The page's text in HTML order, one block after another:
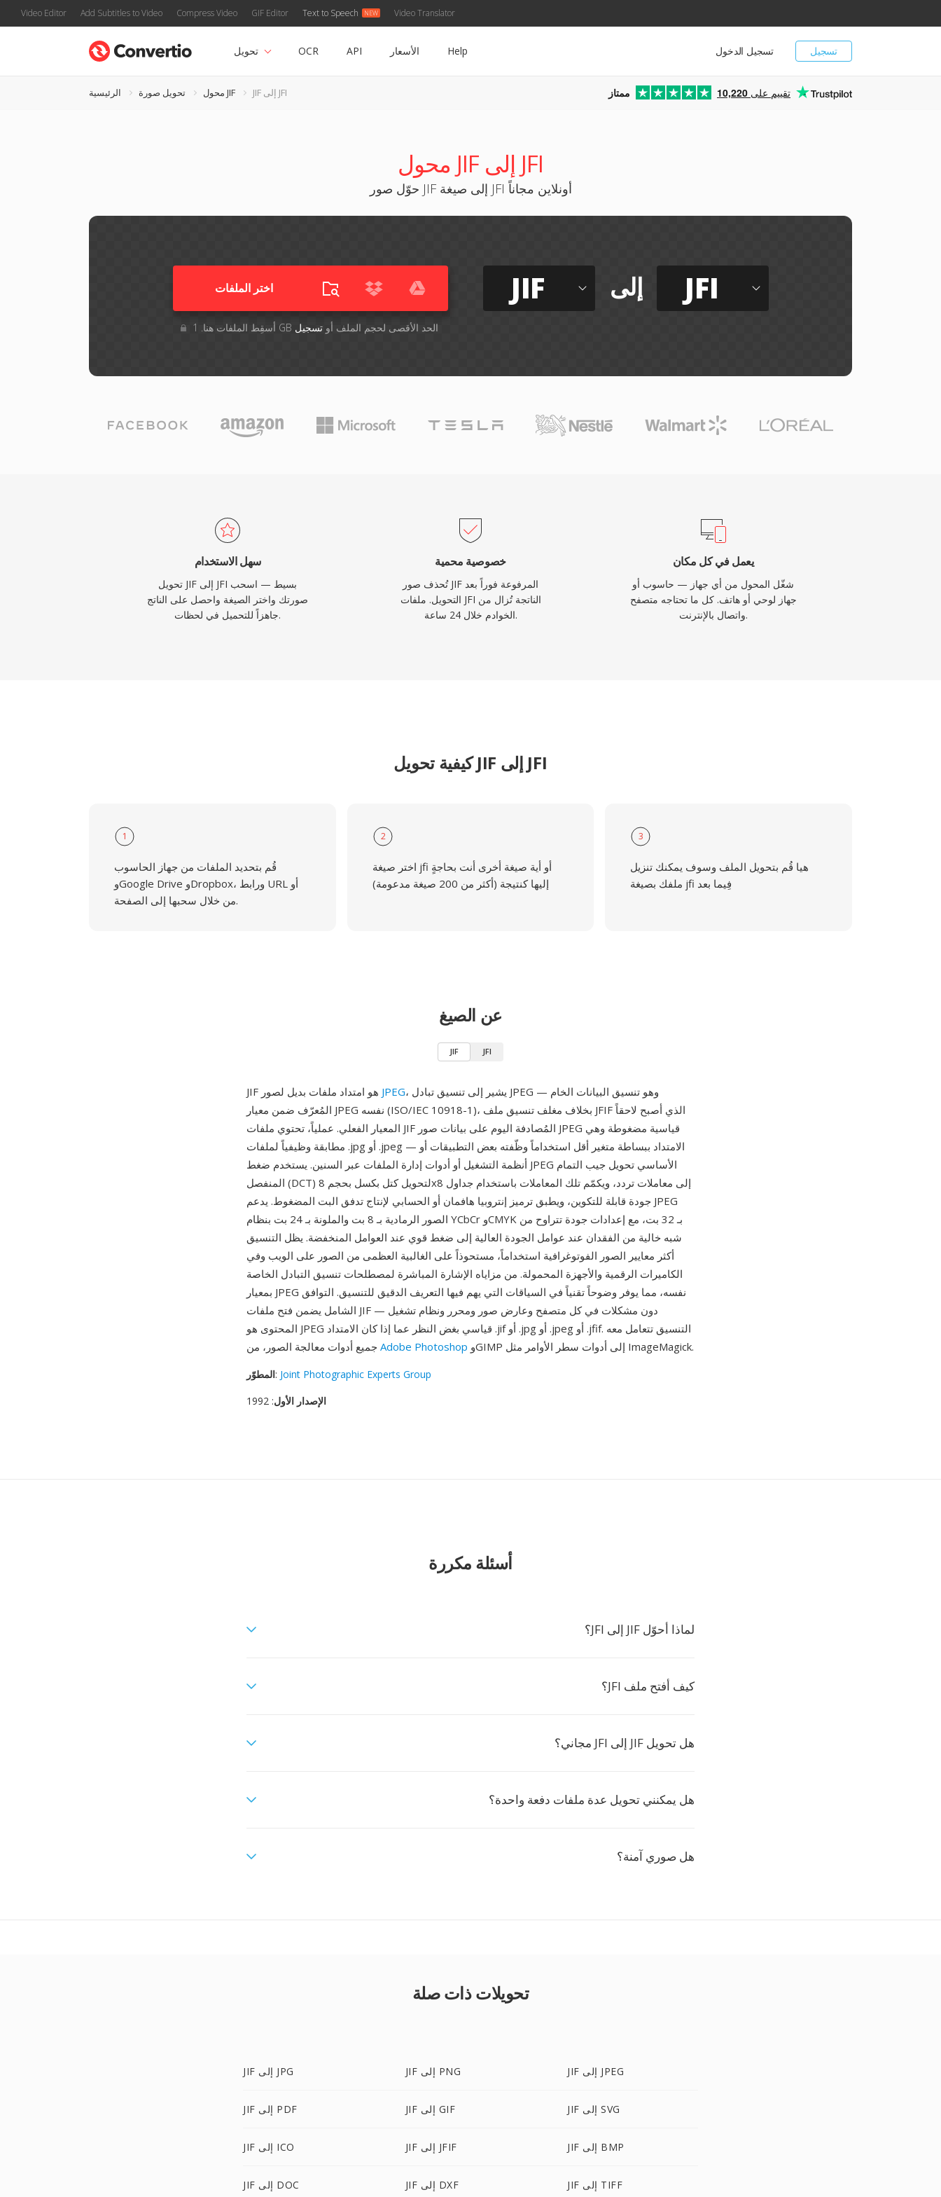
Video Editor Add Subtitles to Video Compress Video GIF Editor Text to Speech Video Translator
تسجيل تسجيل الدخول تحويل OCR API الأسعار Help
الرئيسية تحويل صورة محول JIF JIF إلى JFI ممتاز 10,220 تقييم على
محول JIF إلى JFI
حوّل صور JIF إلى صيغة JFI أونلاين مجاناً
اختر الملفات
أسقِط الملفات هنا. 1 GB الحد الأقصى لحجم الملف أوتسجيل
JIF إلى JFI
سهل الاستخدام
تحويل JIF إلى JFI بسيط — اسحب
صورتك واختر الصيغة واحصل على الناتج
جاهزاً للتحميل في لحظات.
خصوصية محمية
تُحذف صور JIF المرفوعة فوراً بعد
التحويل. ملفات JFI الناتجة تُزال من
الخوادم خلال 24 ساعة.
يعمل في كل مكان
شغّل المحول من أي جهاز — حاسوب أو
جهاز لوحي أو هاتف. كل ما تحتاجه متصفح
واتصال بالإنترنت.
كيفية تحويل JIF إلى JFI
1
قُم بتحديد الملفات من جهاز الحاسوب
وGoogle Drive وDropbox، ورابط URL أو
من خلال سحبها إلى الصفحة.
2
اختر صيغة jfi أو أية صيغة أخرى أنت بحاجةٍ
إليها كنتيجة (أكثر من 200 صيغة مدعومة)
3
هيا قُم بتحويل الملف وسوف يمكنك تنزيل
ملفك بصيغة jfi فِيما بعد
عن الصيغ
JIF JFI
JPEG، يشير إلى تنسيق تبادل JPEG — وهو تنسيق البيانات الخام
المُعرّف ضمن معيار JPEG نفسه (ISO/IEC 10918-1)، بخلاف مغلف تنسيق ملف JFIF الذي أصبح لاحقاً
المعيار الفعلي. عملياً، تحتوي ملفات JIF المُصادفة اليوم على بيانات صور JPEG قياسية مضغوطة وهي
مطابقة وظيفياً لملفات .jpg أو .jpeg — الامتداد ببساطة متغير أقل استخداماً وظّفته بعض التطبيقات أو
أنظمة التشغيل أو أدوات إدارة الملفات عبر السنين. يستخدم ضغط JPEG الأساسي تحويل جيب التمام
المنفصل (DCT) لتحويل كتل بكسل بحجم 8x8 إلى معاملات تردد، ويكمّم تلك المعاملات باستخدام جداول
جودة قابلة للتكوين، ويطبق ترميز إنتروبيا هافمان أو الحسابي لإنتاج تدفق البت المضغوط. يدعم JPEG
الصور الرمادية بـ 8 بت والملونة بـ 24 بت بنظام YCbCr وCMYK بـ 32 بت، مع إعدادات جودة تتراوح من
شبه خالية من الفقدان عند عوامل الجودة العالية إلى ضغط قوي عند العوامل المنخفضة. يظل التنسيق
أكثر معايير الصور الفوتوغرافية استخداماً، مستحوذاً على الغالبية العظمى من الصور على الويب وفي
الكاميرات الرقمية والأجهزة المحمولة. من مزاياه الإشارة المباشرة لمصطلحات تنسيق التبادل الخاصة
بمعيار JPEG نفسه، مما يوفر وضوحاً تقنياً في السياقات التي يهم فيها التعريف الدقيق للتنسيق. التوافق
الشامل يضمن فتح ملفات JIF دون مشكلات في كل متصفح وعارض صور ومحرر ونظام تشغيل —
المحتوى هو JPEG قياسي بغض النظر عما إذا كان الامتداد .jif أو .jpg أو .jpeg أو .jfif. التنسيق تتعامل معه
Adobe Photoshop وGIMP إلى أدوات سطر الأوامر مثل ImageMagick.
المطوّر: Joint Photographic Experts Group
الإصدار الأول: 1992
أسئلة مكررة
لماذا أحوّل JIF إلى JFI؟
كيف أفتح ملف JFI؟
هل تحويل JIF إلى JFI مجاني؟
هل يمكنني تحويل عدة ملفات دفعة واحدة؟
هل صوري آمنة؟
تحويلات ذات صلة
JIF إلى JPG JIF إلى PNG JIF إلى JPEG
JIF إلى PDF JIF إلى GIF JIF إلى SVG
JIF إلى ICO JIF إلى JFIF JIF إلى BMP
JIF إلى DOC JIF إلى DXF JIF إلى TIFF